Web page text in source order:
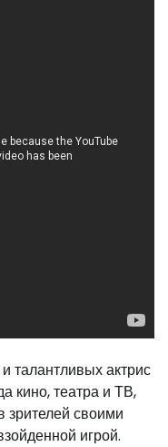
талантливых актрис
кино, театра и ТВ,
зрителей своими
игрой.